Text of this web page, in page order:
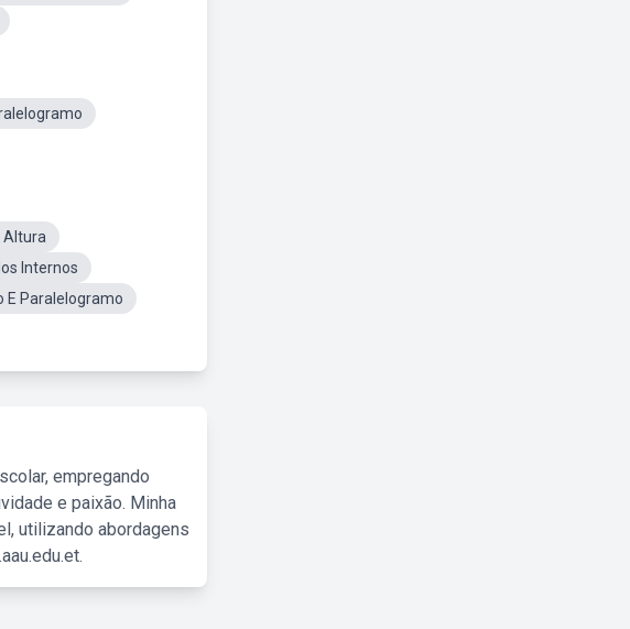
Altura
Internos
E Paralelogramo
empregando
e paixão. Minha
utilizando abordagens